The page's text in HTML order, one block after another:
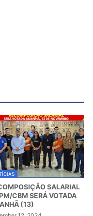
SALARIAL
CBM SERÁ VOTADA
(13)